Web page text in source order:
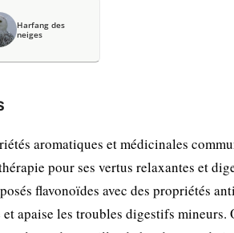
Harfang des
neiges
aromatiques et médicinales
pour ses vertus relaxantes et
flavonoïdes avec des propriétés
apaise les troubles digestifs